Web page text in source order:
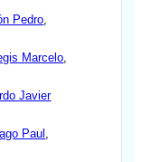
Pedro
Marcelo
Javier
Paul